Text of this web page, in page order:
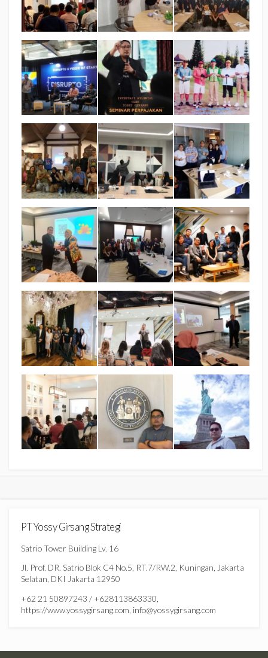
PT Yossy Girsang Strategi
Satrio Tower Building Lv. 16
Jl. Prof. DR. Satrio Blok C4 No.5, RT.7/RW.2, Kuningan, Jakarta
Selatan, DKI Jakarta 12950
+62 21 50897243 / +628113863330,
https://www.yossygirsang.com, info@yossygirsang.com